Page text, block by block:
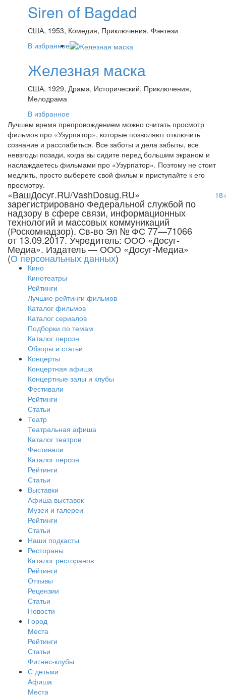
Siren of Bagdad
США, 1953, Комедия, Приключения, Фэнтези
В избранное
Железная маска
США, 1929, Драма, Исторический, Приключения,
Мелодрама
В избранное
Лучшем время препровождением можно считать просмотр
фильмов про «Узурпатор», которые позволяют отключить
сознание и расслабиться. Все заботы и дела забыты, все
невзгоды позади, когда вы сидите перед большим экраном и
наслаждаетесь фильмами про «Узурпатор». Поэтому не стоит
медлить, просто выберете свой фильм и приступайте к его
просмотру.
«ВашДосуг.RU/VashDosug.RU»
зарегистрировано Федеральной службой по
надзору в сфере связи, информационных
технологий и массовых коммуникаций
(Роскомнадзор). Св-во Эл № ФС 77—71066
от 13.09.2017. Учредитель: ООО «Досуг-
Медиа». Издатель — ООО «Досуг-Медиа»
(О персональных данных)
Кино
Кинотеатры
Рейтинги
Лучшие рейтинги фильмов
Каталог фильмов
Каталог сериалов
Подборки по темам
Каталог персон
Обзоры и статьи
Концерты
Концертная афиша
Концертные залы и клубы
Фестивали
Рейтинги
Статьи
Театр
Театральная афиша
Каталог театров
Фестивали
Каталог персон
Рейтинги
Статьи
Выставки
Афиша выставок
Музеи и галереи
Рейтинги
Статьи
Наши подкасты
Рестораны
Каталог ресторанов
Рейтинги
Отзывы
Рецензии
Статьи
Новости
Город
Места
Рейтинги
Статьи
Фитнес-клубы
С детьми
Афиша
Места